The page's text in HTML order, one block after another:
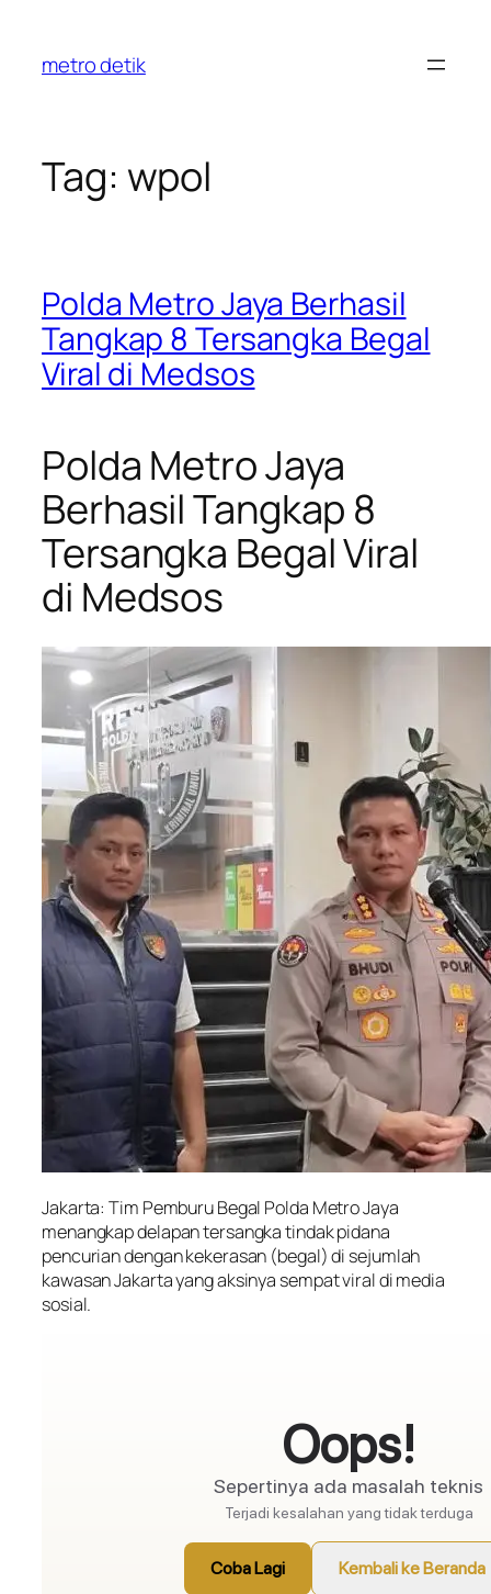
content
metro detik
Tag: wpol
Polda Metro Jaya Berhasil
Tangkap 8 Tersangka Begal
Viral di Medsos
Polda Metro Jaya
Berhasil Tangkap 8
Tersangka Begal Viral
di Medsos
Jakarta: Tim Pemburu Begal Polda Metro Jaya
menangkap delapan tersangka tindak pidana
pencurian dengan kekerasan (begal) di sejumlah
kawasan Jakarta yang aksinya sempat viral di media
sosial.